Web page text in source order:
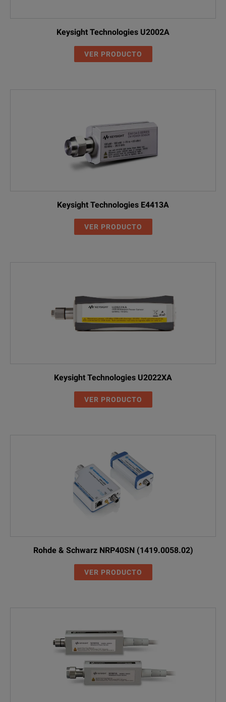
Keysight Technologies U2002A
VER PRODUCTO
Keysight Technologies E4413A
VER PRODUCTO
Keysight Technologies U2022XA
VER PRODUCTO
Rohde & Schwarz NRP40SN (1419.0058.02)
VER PRODUCTO